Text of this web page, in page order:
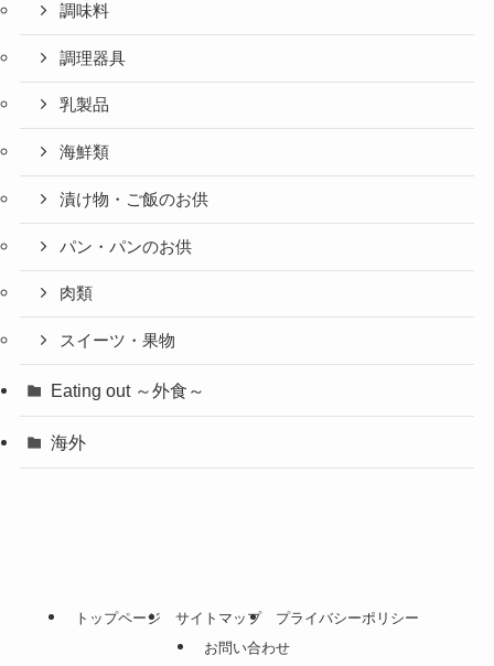
調味料
調理器具
乳製品
海鮮類
漬け物・ご飯のお供
パン・パンのお供
肉類
スイーツ・果物
Eating out ～外食～
海外
トップページ サイトマップ
プライバシーポリシー
お問い合わせ